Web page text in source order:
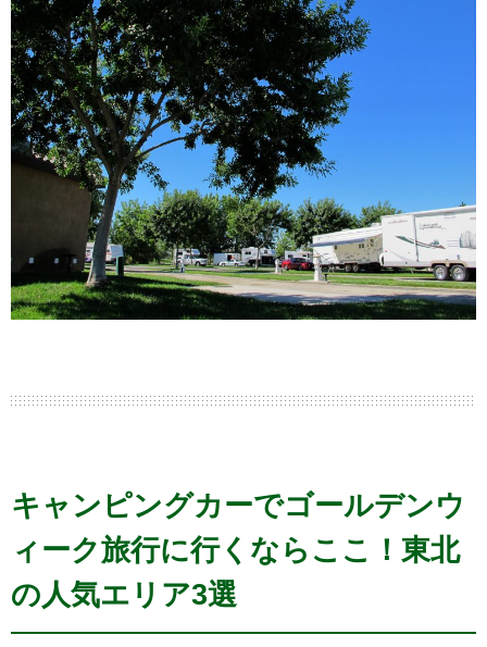
キャンピングカーでゴールデンウ
ィーク旅行に行くならここ！東北
の人気エリア3選